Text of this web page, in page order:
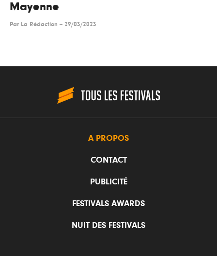
Mayenne
Par La Rédaction -- 29/03/2023
A PROPOS
CONTACT
PUBLICITÉ
FESTIVALS AWARDS
NUIT DES FESTIVALS